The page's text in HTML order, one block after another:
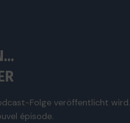
Folge veröffentlicht wird.
épisode.